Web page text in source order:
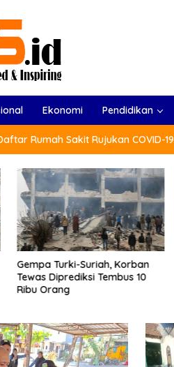
Ekonomi Pendidikan
Rumah Sakit Rujukan COVID-19
Gempa Turki-Suriah, Korban
Tewas Diprediksi Tembus 10
Ribu Orang